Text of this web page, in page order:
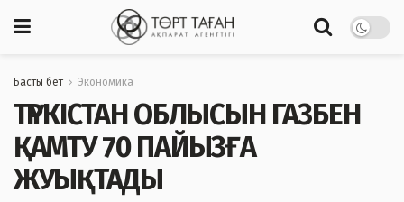
Басты бет Экономика
ТҮРКІСТАН ОБЛЫСЫН ГАЗБЕН
ҚАМТУ 70 ПАЙЫЗҒА
ЖУЫҚТАДЫ